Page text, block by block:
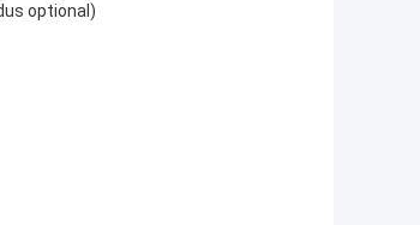
optional)